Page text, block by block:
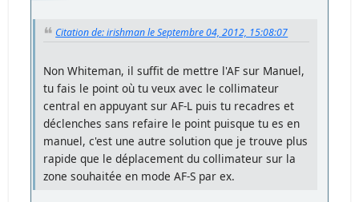
Citation de: irishman le Septembre 04, 2012, 15:08:07
Non Whiteman, il suffit de mettre l'AF sur Manuel,
tu fais le point où tu veux avec le collimateur
central en appuyant sur AF-L puis tu recadres et
déclenches sans refaire le point puisque tu es en
manuel, c'est une autre solution que je trouve plus
rapide que le déplacement du collimateur sur la
zone souhaitée en mode AF-S par ex.